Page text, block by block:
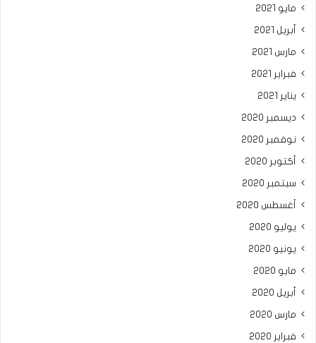
مايو 2021
أبريل 2021
مارس 2021
فبراير 2021
يناير 2021
ديسمبر 2020
نوفمبر 2020
أكتوبر 2020
سبتمبر 2020
أغسطس 2020
يوليو 2020
يونيو 2020
مايو 2020
أبريل 2020
مارس 2020
فبراير 2020